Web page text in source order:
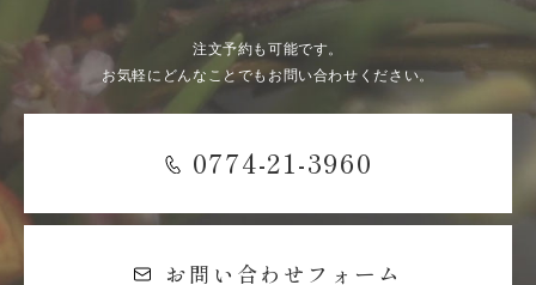
注文予約も可能です。
お気軽にどんなことでもお問い合わせください。
0774-21-3960
お問い合わせフォーム